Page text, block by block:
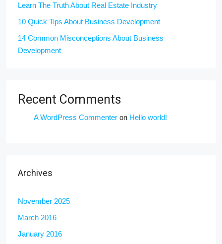
Learn The Truth About Real Estate Industry
10 Quick Tips About Business Development
14 Common Misconceptions About Business
Development
Recent Comments
A WordPress Commenter on Hello world!
Archives
November 2025
March 2016
January 2016